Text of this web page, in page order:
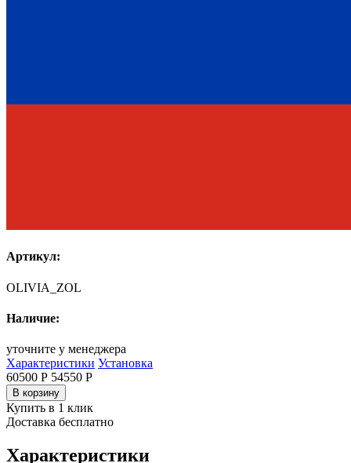
Артикул:
OLIVIA_ZOL
Наличие:
уточните у менеджера
Характеристики Установка
60500 Р 54550 Р
В корзину
Купить в 1 клик
Доставка бесплатно
Характеристики